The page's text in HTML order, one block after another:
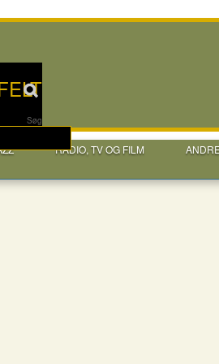
Søg
RADIO, TV OG FILM